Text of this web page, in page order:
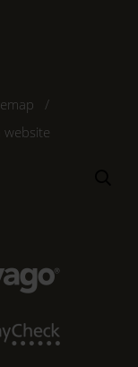
website